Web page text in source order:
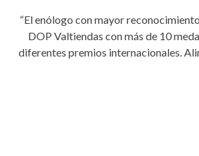
“El enólogo con mayor
DOP Valtiendas con más de 10
diferentes premios internacionales.